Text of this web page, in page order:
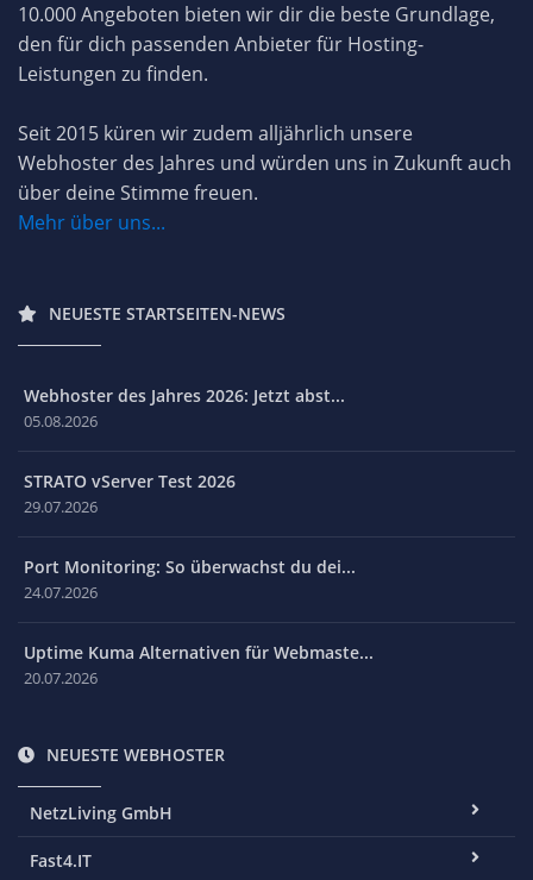
10.000 Angeboten bieten wir dir die beste Grundlage,
den für dich passenden Anbieter für Hosting-
Leistungen zu finden.
Seit 2015 küren wir zudem alljährlich unsere
Webhoster des Jahres und würden uns in Zukunft auch
über deine Stimme freuen.
Mehr über uns...
NEUESTE STARTSEITEN-NEWS
Webhoster des Jahres 2026: Jetzt abst...
05.08.2026
STRATO vServer Test 2026
29.07.2026
Port Monitoring: So überwachst du dei...
24.07.2026
Uptime Kuma Alternativen für Webmaste...
20.07.2026
NEUESTE WEBHOSTER
NetzLiving GmbH
Fast4.IT